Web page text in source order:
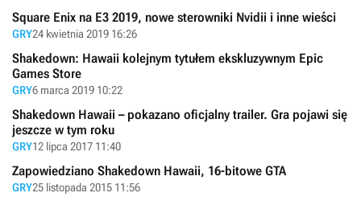
Square Enix na E3 2019, nowe sterowniki Nvidii i inne wieści
GRY24 kwietnia 2019 16:26
Shakedown: Hawaii kolejnym tytułem ekskluzywnym Epic
Games Store
GRY6 marca 2019 10:22
Shakedown Hawaii – pokazano oficjalny trailer. Gra pojawi się
jeszcze w tym roku
GRY12 lipca 2017 11:40
Zapowiedziano Shakedown Hawaii, 16-bitowe GTA
GRY25 listopada 2015 11:56